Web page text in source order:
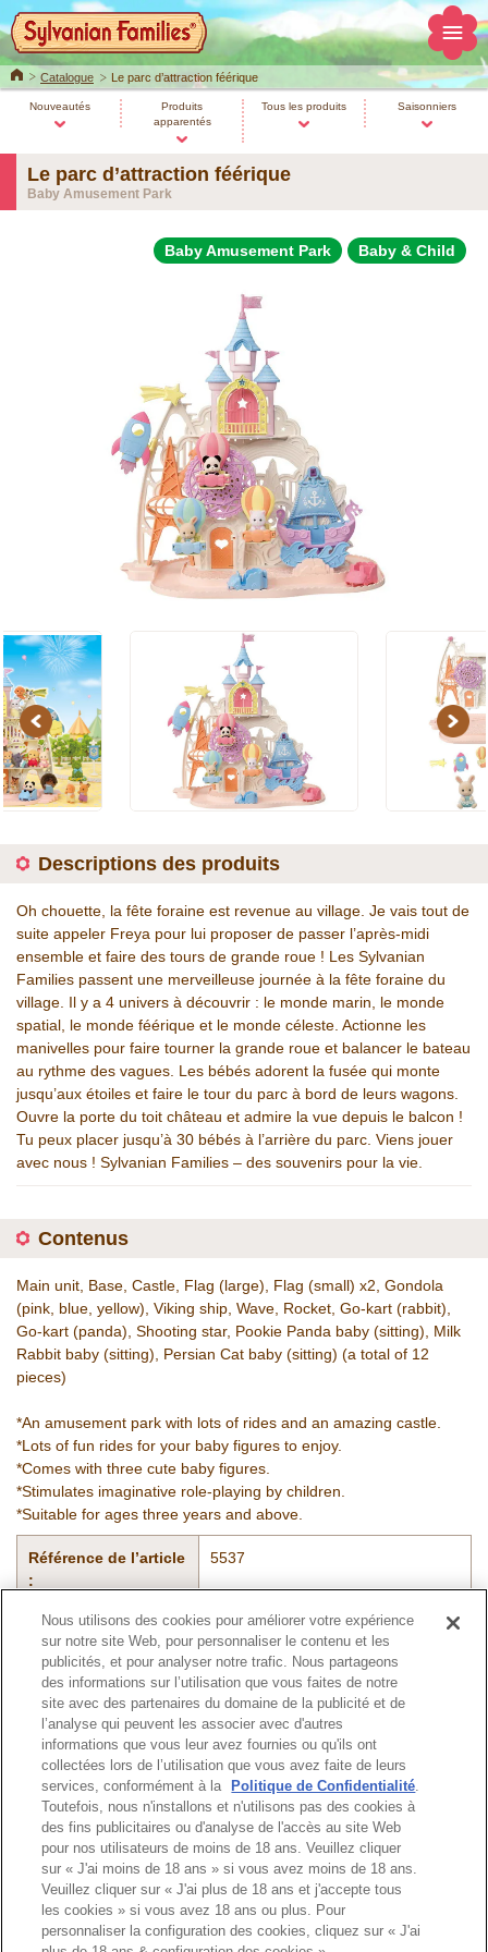
HomeCatalogue Le parc d’attraction féérique
Nouveautés
Produits
apparentés
Tous les produits Saisonniers
Le parc d’attraction féérique
Baby Amusement Park
Baby Amusement Park Baby & Child
Previous Next
Descriptions des produits
Oh chouette, la fête foraine est revenue au village. Je vais tout de
suite appeler Freya pour lui proposer de passer l’après-midi
ensemble et faire des tours de grande roue ! Les Sylvanian
Families passent une merveilleuse journée à la fête foraine du
village. Il y a 4 univers à découvrir : le monde marin, le monde
spatial, le monde féérique et le monde céleste. Actionne les
manivelles pour faire tourner la grande roue et balancer le bateau
au rythme des vagues. Les bébés adorent la fusée qui monte
jusqu’aux étoiles et faire le tour du parc à bord de leurs wagons.
Ouvre la porte du toit château et admire la vue depuis le balcon !
Tu peux placer jusqu’à 30 bébés à l’arrière du parc. Viens jouer
avec nous ! Sylvanian Families – des souvenirs pour la vie.
Contenus
Main unit, Base, Castle, Flag (large), Flag (small) x2, Gondola
(pink, blue, yellow), Viking ship, Wave, Rocket, Go-kart (rabbit),
Go-kart (panda), Shooting star, Pookie Panda baby (sitting), Milk
Rabbit baby (sitting), Persian Cat baby (sitting) (a total of 12
pieces)
*An amusement park with lots of rides and an amazing castle.
*Lots of fun rides for your baby figures to enjoy.
*Comes with three cute baby figures.
*Stimulates imaginative role-playing by children.
*Suitable for ages three years and above.
Référence de l’article
:
5537
Catalogue
Haut de page
Nous utilisons des cookies pour améliorer votre expérience
sur notre site Web, pour personnaliser le contenu et les
publicités, et pour analyser notre trafic. Nous partageons
des informations sur l’utilisation que vous faites de notre
site avec des partenaires du domaine de la publicité et de
l’analyse qui peuvent les associer avec d'autres
informations que vous leur avez fournies ou qu'ils ont
collectées lors de l’utilisation que vous avez faite de leurs
services, conformément à la
Politique de Confidentialité.
Toutefois, nous n'installons et n'utilisons pas des cookies à
des fins publicitaires ou d'analyse de l'accès au site Web
pour nos utilisateurs de moins de 18 ans. Veuillez cliquer
sur « J'ai moins de 18 ans » si vous avez moins de 18 ans.
Veuillez cliquer sur « J'ai plus de 18 ans et j'accepte tous
les cookies » si vous avez 18 ans ou plus. Pour
personnaliser la configuration des cookies, cliquez sur « J'ai